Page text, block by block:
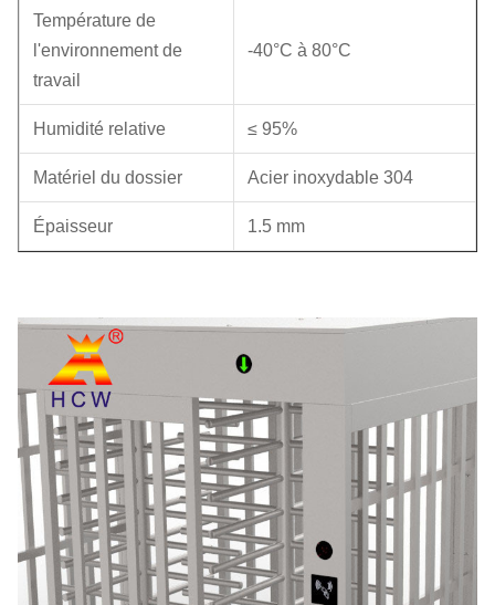
Température de
l'environnement de
travail
-40°C à 80°C
Humidité relative ≤ 95%
Matériel du dossier Acier inoxydable 304
Épaisseur 1.5 mm